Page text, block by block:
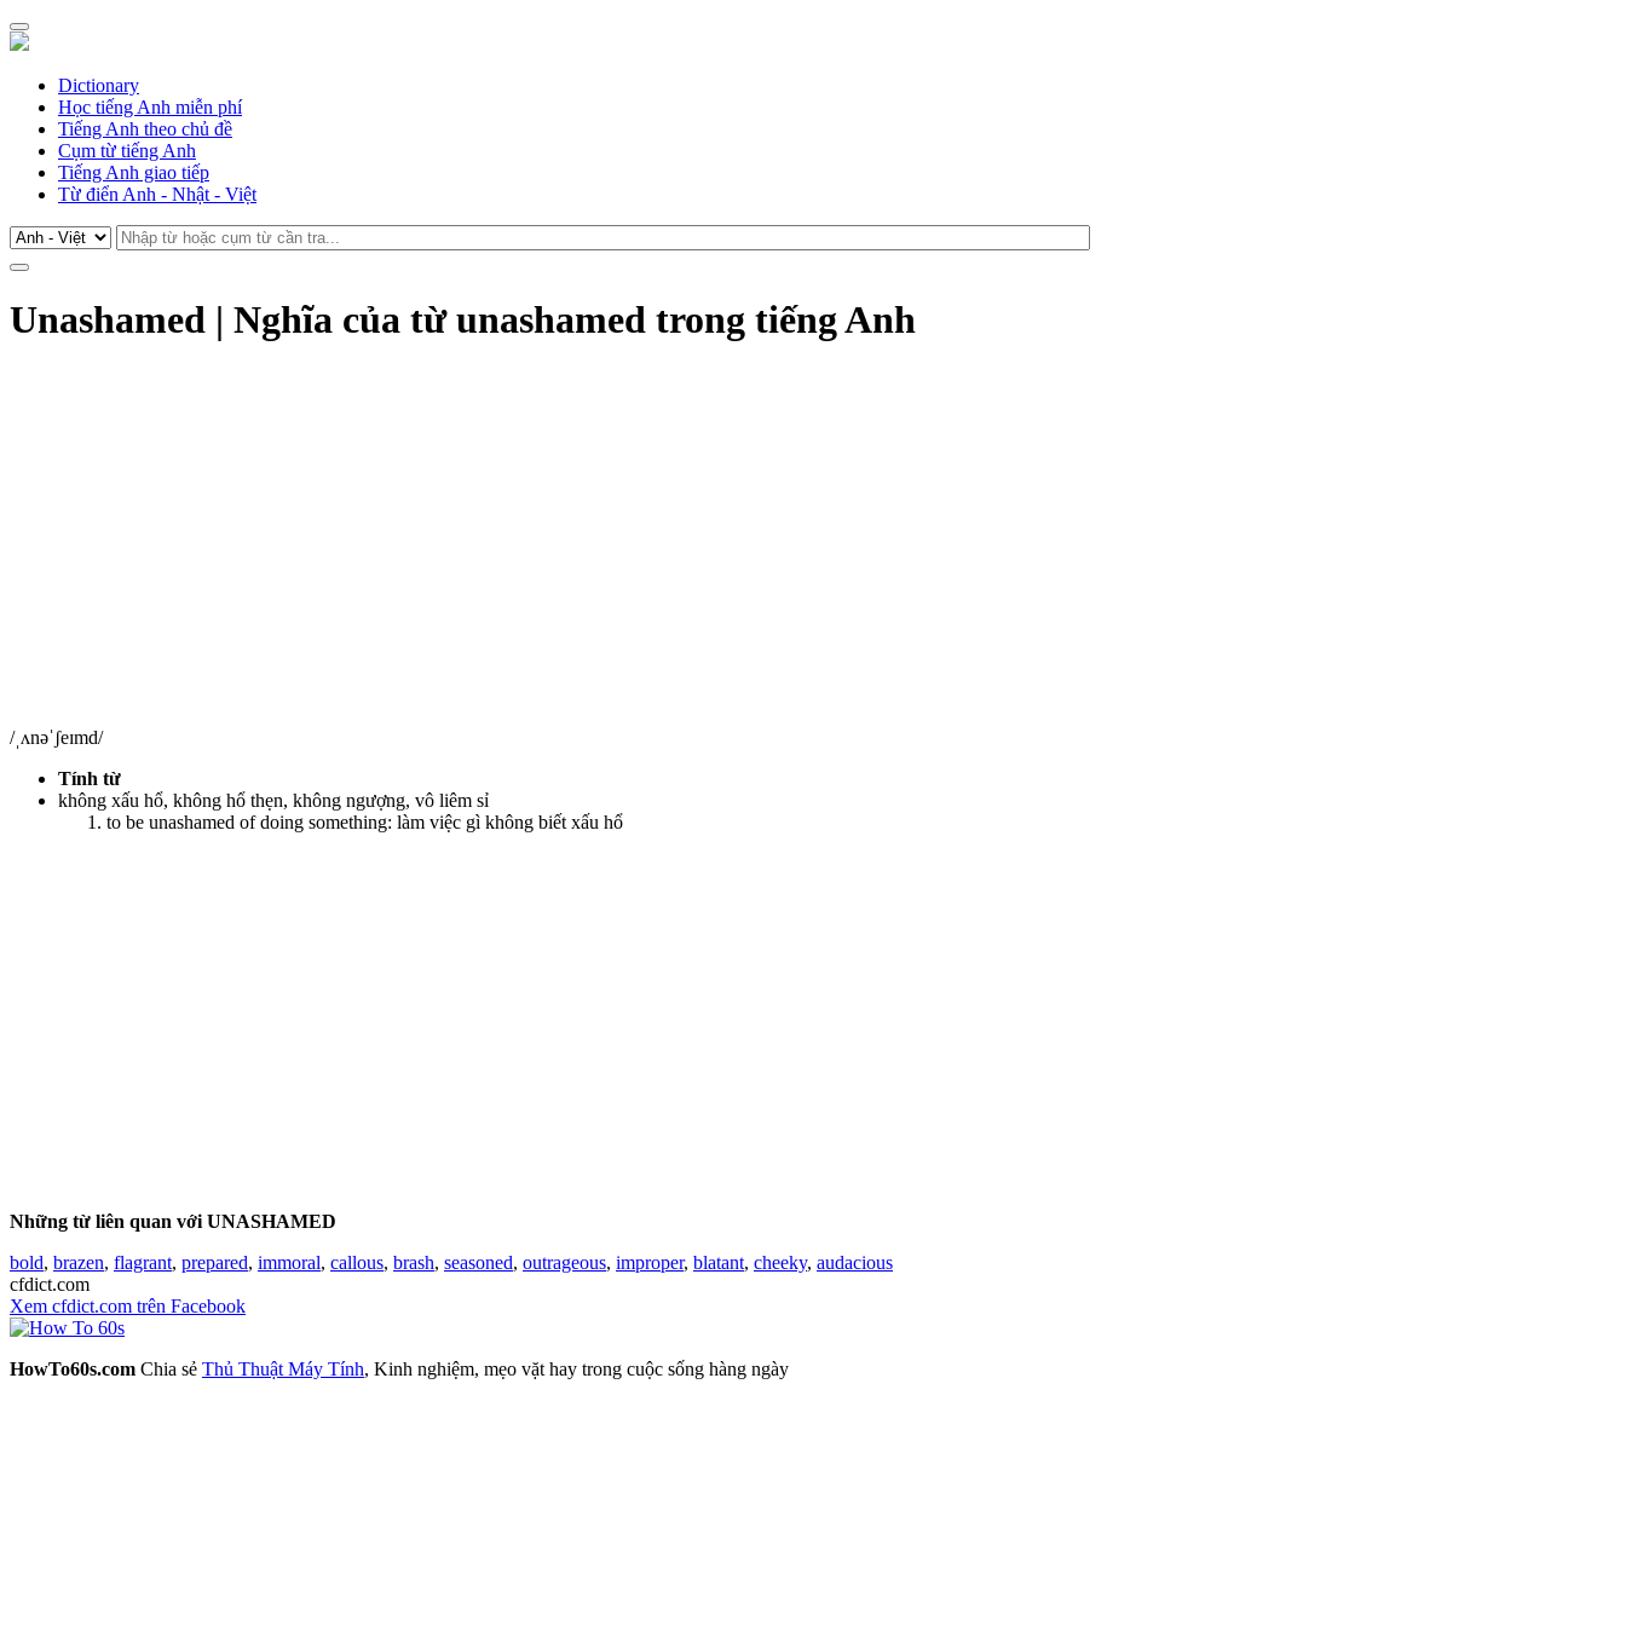
Dictionary
Học tiếng Anh miễn phí
Tiếng Anh theo chủ đề
Cụm từ tiếng Anh
Tiếng Anh giao tiếp
Từ điển Anh - Nhật - Việt
Unashamed | Nghĩa của từ unashamed trong tiếng Anh
/ˌʌnəˈʃeɪmd/
Tính từ
không xấu hổ, không hổ thẹn, không ngượng, vô liêm sỉ
to be unashamed of doing something: làm việc gì không biết xấu hổ
Những từ liên quan với UNASHAMED
bold, brazen, flagrant, prepared, immoral, callous, brash, seasoned, outrageous, improper, blatant, cheeky, audacious
cfdict.com
Xem cfdict.com trên Facebook
HowTo60s.com Chia sẻ Thủ Thuật Máy Tính, Kinh nghiệm, mẹo vặt hay trong cuộc sống hàng ngày